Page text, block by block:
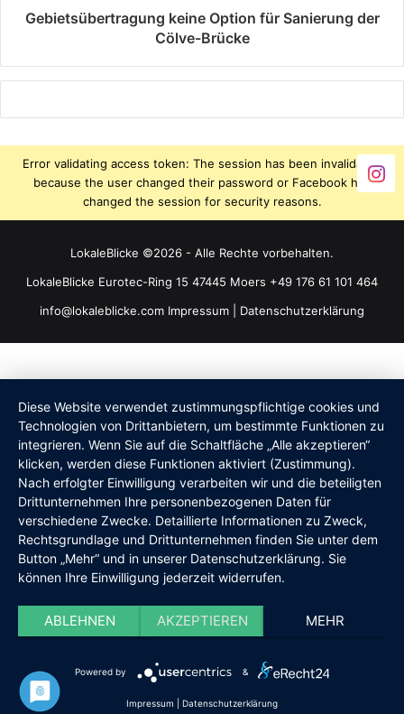
Gebietsübertragung keine Option für Sanierung der
Cölve-Brücke
Error validating access token: The session has been invalidated
because the user changed their password or Facebook has
changed the session for security reasons.
LokaleBlicke ©2026 - Alle Rechte vorbehalten.
LokaleBlicke Eurotec-Ring 15 47445 Moers +49 176 61 101 464
info@lokaleblicke.com Impressum Datenschutzerklärung
Diese Website verwendet zustimmungspflichtige cookies und
Technologien von Drittanbietern, um bestimmte Funktionen zu
integrieren. Wenn Sie auf die Schaltfläche „Alle akzeptieren“
klicken, werden diese Funktionen aktiviert (Zustimmung).
Nach erfolgter Einwilligung verarbeiten wir und die beteiligten
Drittunternehmen Ihre personenbezogenen Daten für
verschiedene Zwecke. Detaillierte Informationen zu Zweck,
Rechtsgrundlage und Drittunternehmen finden Sie unter dem
Button „Mehr“ und in unserer Datenschutzerklärung. Sie
können Ihre Einwilligung jederzeit widerrufen.
ABLEHNEN AKZEPTIEREN MEHR
Powered by &
Impressum Datenschutzerklärung